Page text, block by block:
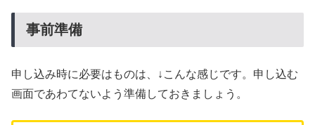
事前準備
申し込み時に必要はものは、↓こんな感じです。申し込む
画面であわてないよう準備しておきましょう。